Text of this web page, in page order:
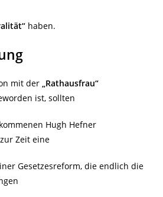
haben.
mit der „Rathausfrau“
ist, sollten
Hugh Hefner
Zeit eine
Gesetzesreform, die endlich die